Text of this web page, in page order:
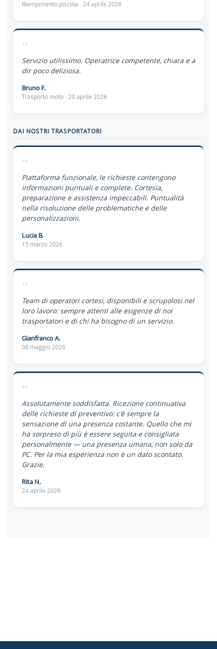
Riempimento piscina · 24 aprile 2026
“
Servizio utilissimo. Operatrice competente, chiara e a
dir poco deliziosa.
Bruno F.
Trasporto moto · 20 aprile 2026
DAI NOSTRI TRASPORTATORI
“
Piattaforma funzionale, le richieste contengono
informazioni puntuali e complete. Cortesia,
preparazione e assistenza impeccabili. Puntualità
nella risoluzione delle problematiche e delle
personalizzazioni.
Lucia B.
15 marzo 2026
“
Team di operatori cortesi, disponibili e scrupolosi nel
loro lavoro: sempre attenti alle esigenze di noi
trasportatori e di chi ha bisogno di un servizio.
Gianfranco A.
08 maggio 2026
“
Assolutamente soddisfatta. Ricezione continuativa
delle richieste di preventivo: c'è sempre la
sensazione di una presenza costante. Quello che mi
ha sorpreso di più è essere seguita e consigliata
personalmente — una presenza umana, non solo da
PC. Per la mia esperienza non è un dato scontato.
Grazie.
Rita N.
24 aprile 2026